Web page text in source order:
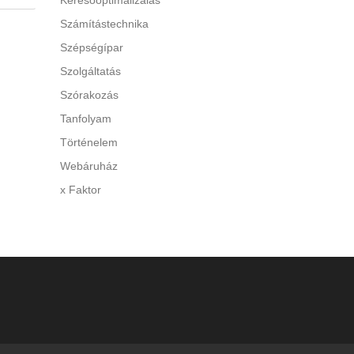
Számítástechnika
Szépségípar
Szolgáltatás
Szórakozás
Tanfolyam
Történelem
Webáruház
x Faktor